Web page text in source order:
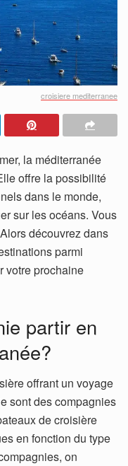
croisiere mediterranee
la méditerranée
offre la possibilité
dans le monde,
sur les océans. Vous
découvrez dans
parmi
votre prochaine
partir en
offrant un voyage
sont des compagnies
de croisière
en fonction du type
on